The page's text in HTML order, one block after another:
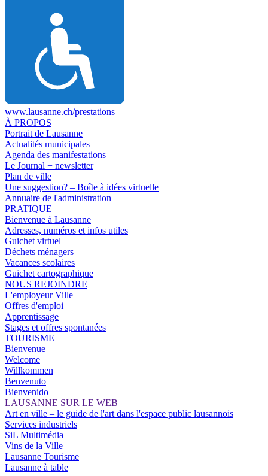
www.lausanne.ch/prestations
À PROPOS
Portrait de Lausanne
Actualités municipales
Agenda des manifestations
Le Journal + newsletter
Plan de ville
Une suggestion? – Boîte à idées virtuelle
Annuaire de l'administration
PRATIQUE
Bienvenue à Lausanne
Adresses, numéros et infos utiles
Guichet virtuel
Déchets ménagers
Vacances scolaires
Guichet cartographique
NOUS REJOINDRE
L'employeur Ville
Offres d'emploi
Apprentissage
Stages et offres spontanées
TOURISME
Bienvenue
Welcome
Willkommen
Benvenuto
Bienvenido
LAUSANNE SUR LE WEB
Art en ville – le guide de l'art dans l'espace public lausannois
Services industriels
SiL Multimédia
Vins de la Ville
Lausanne Tourisme
Lausanne à table